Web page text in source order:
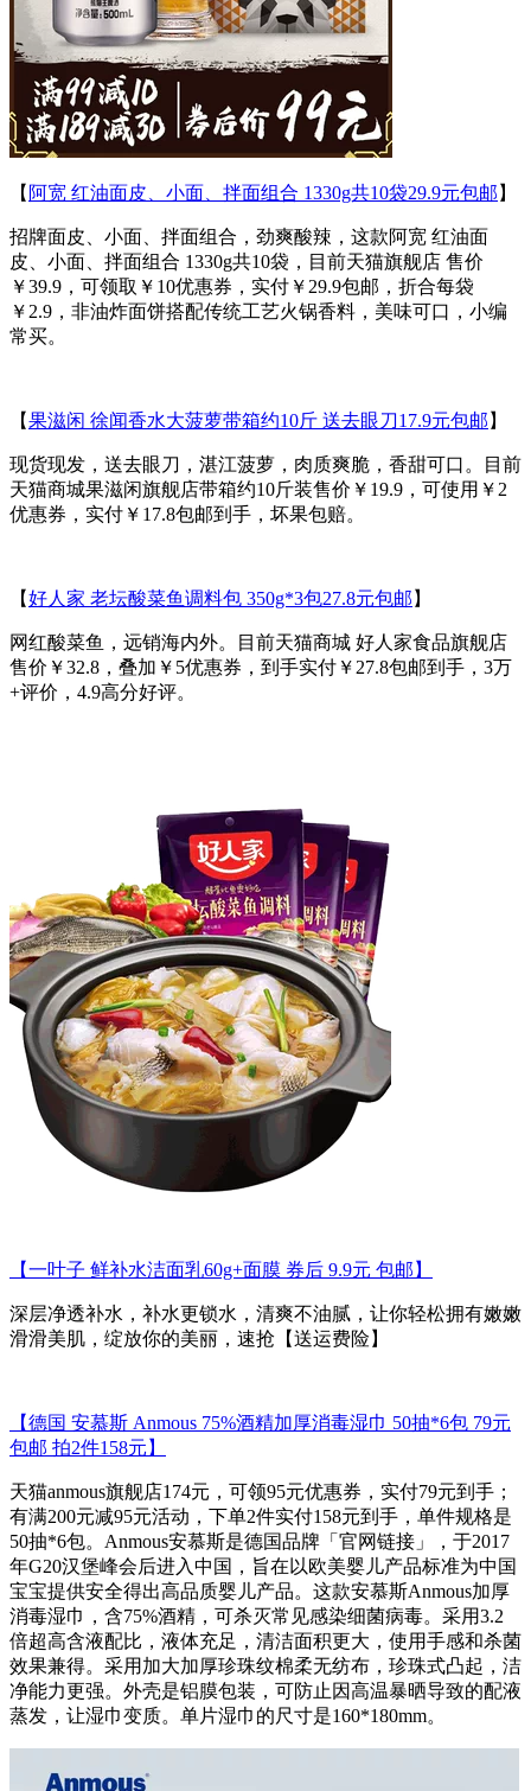
【 阿宽 红油面皮、小面、拌面组合 1330g共10袋29.9元包邮 】
招牌面皮、小面、拌面组合，劲爽酸辣，这款阿宽 红油面
皮、小面、拌面组合 1330g共10袋，目前天猫旗舰店 售价
￥39.9，可领取￥10优惠券，实付￥29.9包邮，折合每袋
￥2.9，非油炸面饼搭配传统工艺火锅香料，美味可口，小编
常买。
【果滋闲 徐闻香水大菠萝带箱约10斤 送去眼刀17.9元包邮 】
现货现发，送去眼刀，湛江菠萝，肉质爽脆，香甜可口。目前
天猫商城果滋闲旗舰店带箱约10斤装售价￥19.9，可使用￥2
优惠券，实付￥17.8包邮到手，坏果包赔。
【好人家 老坛酸菜鱼调料包 350g*3包27.8元包邮 】
网红酸菜鱼，远销海内外。目前天猫商城 好人家食品旗舰店
售价￥32.8，叠加￥5优惠券，到手实付￥27.8包邮到手，3万
+评价，4.9高分好评。
【一叶子 鲜补水洁面乳60g+面膜 券后 9.9元 包邮】
深层净透补水，补水更锁水，清爽不油腻，让你轻松拥有嫩嫩
滑滑美肌，绽放你的美丽，速抢【送运费险】
【德国 安慕斯 Anmous 75%酒精加厚消毒湿巾 50抽*6包 79元
包邮 拍2件158元】
天猫anmous旗舰店174元，可领95元优惠券，实付79元到手；
有满200元减95元活动，下单2件实付158元到手，单件规格是
50抽*6包。Anmous安慕斯是德国品牌「官网链接」，于2017
年G20汉堡峰会后进入中国，旨在以欧美婴儿产品标准为中国
宝宝提供安全得出高品质婴儿产品。这款安慕斯Anmous加厚
消毒湿巾，含75%酒精，可杀灭常见感染细菌病毒。采用3.2
倍超高含液配比，液体充足，清洁面积更大，使用手感和杀菌
效果兼得。采用加大加厚珍珠纹棉柔无纺布，珍珠式凸起，洁
净能力更强。外壳是铝膜包装，可防止因高温暴晒导致的配液
蒸发，让湿巾变质。单片湿巾的尺寸是160*180mm。